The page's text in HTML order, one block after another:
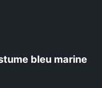
bleu marine